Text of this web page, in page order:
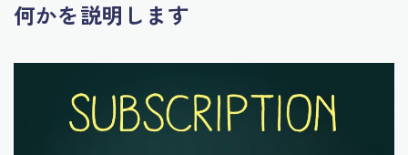
何かを説明します